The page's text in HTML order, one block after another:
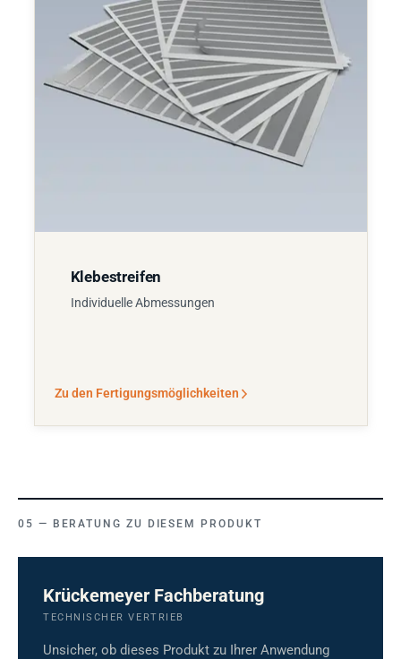
Klebestreifen
Individuelle Abmessungen
Zu den Fertigungsmöglichkeiten
BERATUNG ZU DIESEM PRODUKT
Krückemeyer Fachberatung
TECHNISCHER VERTRIEB
Unsicher, ob dieses Produkt zu Ihrer Anwendung